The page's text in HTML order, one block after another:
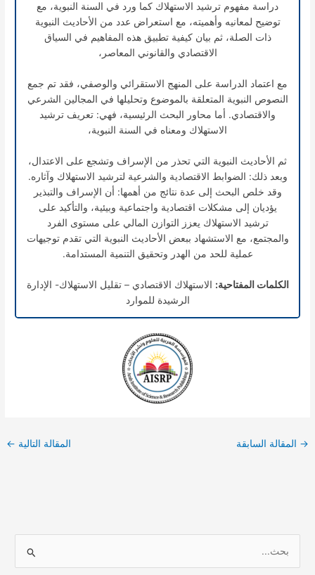
دراسة مفهوم ترشيد الاستهلاك كما ورد في السنة النبوية، مع
توضيح لمعانيه وأهميته، مع استعراض عدد من الأحاديث النبوية
ذات الصلة، ثم بيان كيفية تطبيق هذه المفاهيم في السياق
الاقتصادي والقانوني المعاصر،
مع اعتماد الدراسة على المنهج الاستقرائي والوصفي، فقد تم جمع
النصوص النبوية المتعلقة بالموضوع وتحليلها في المجالين الشرعي
والاقتصادي. أما محاور البحث الرئيسية، فهي: تعريف ترشيد
الاستهلاك ومعناه في السنة النبوية،
ثم الأحاديث النبوية التي تحذر من الإسراف وتشجع على الاعتدال،
وبعد ذلك: الضوابط الاقتصادية والشرعية لترشيد الاستهلاك وآثاره.
وقد خلص البحث إلى عدة نتائج من أهمها: أن الإسراف والتبذير
يؤديان إلى مشكلات اقتصادية واجتماعية وبيئية، والتأكيد على
ترشيد الاستهلاك يعزز التوازن المالي على مستوى الفرد
والمجتمع، مع الاستشهاد ببعض الأحاديث النبوية التي تقدم توجيهات
عملية للحد من الهدر وتحقيق التنمية المستدامة.
الكلمات المفتاحية: الاستهلاك الاقتصادي – تقليل الاستهلاك- الإدارة
الرشيدة للموارد
→ المقالة السابقة المقالة التالية ←